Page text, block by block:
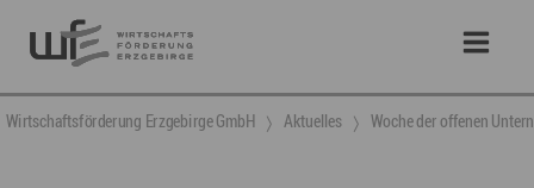
Wirtschaftsförderung Erzgebirge GmbH Aktuelles Woche der offenen